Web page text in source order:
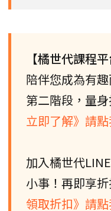
【橘世代課程平
陪伴您成為有
第二階段，量
立即了解》請
加入橘世代
小事！再即享折
領取折扣》請